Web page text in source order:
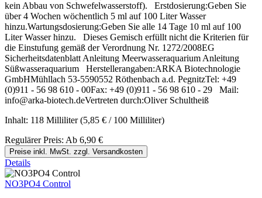
kein Abbau von Schwefelwasserstoff). Erstdosierung:Geben Sie
über 4 Wochen wöchentlich 5 ml auf 100 Liter Wasser
hinzu.Wartungsdosierung:Geben Sie alle 14 Tage 10 ml auf 100
Liter Wasser hinzu. Dieses Gemisch erfüllt nicht die Kriterien für
die Einstufung gemäß der Verordnung Nr. 1272/2008EG
Sicherheitsdatenblatt Anleitung Meerwasseraquarium Anleitung
Süßwasseraquarium Herstellerangaben:ARKA Biotechnologie
GmbHMühllach 53-5590552 Röthenbach a.d. PegnitzTel: +49
(0)911 - 56 98 610 - 00Fax: +49 (0)911 - 56 98 610 - 29 Mail:
info@arka-biotech.deVertreten durch:Oliver Schultheiß
Inhalt: 118 Milliliter(5,85 € / 100 Milliliter)
Regulärer Preis: Ab 6,90 €
Preise inkl. MwSt. zzgl. Versandkosten
Details
NO3PO4 Control